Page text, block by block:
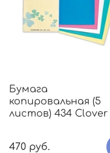
Бумага
копировальная (5
листов) 434 Clover
470 руб.